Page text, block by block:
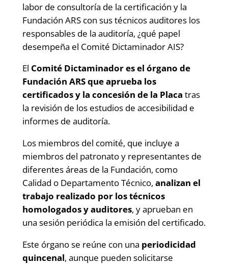
labor de consultoría de la certificación y la
Fundación ARS con sus técnicos auditores los
responsables de la auditoría, ¿qué papel
desempeña el Comité Dictaminador AIS?
El Comité Dictaminador es el órgano de
Fundación ARS que aprueba los
certificados y la concesión de la Placa tras
la revisión de los estudios de accesibilidad e
informes de auditoría.
Los miembros del comité, que incluye a
miembros del patronato y representantes de
diferentes áreas de la Fundación, como
Calidad o Departamento Técnico, analizan el
trabajo realizado por los técnicos
homologados y auditores, y aprueban en
una sesión periódica la emisión del certificado.
Este órgano se reúne con una periodicidad
quincenal, aunque pueden solicitarse